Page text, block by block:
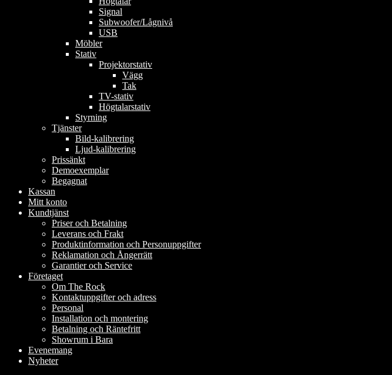
Signal
Subwoofer/Lågnivå
USB
Möbler
Stativ
Projektorstativ
Vägg
Tak
TV-stativ
Högtalarstativ
Styrning
Tjänster
Bild-kalibrering
Ljud-kalibrering
Prissänkt
Demoexemplar
Begagnat
Kassan
Mitt konto
Kundtjänst
Priser och Betalning
Leverans och Frakt
Produktinformation och Personuppgifter
Reklamation och Ångerrätt
Garantier och Service
Företaget
Om The Rock
Kontaktuppgifter och adress
Personal
Installation och montering
Betalning och Räntefritt
Showrum i Bara
Evenemang
Nyheter